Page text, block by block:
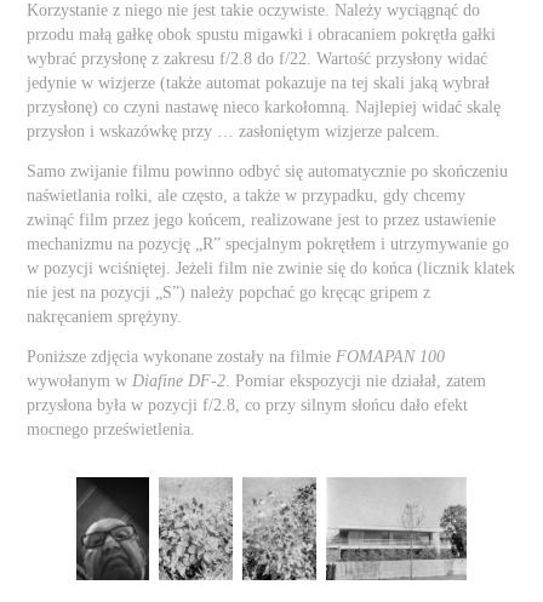
Korzystanie z niego nie jest takie oczywiste. Należy wyciągnąć do
przodu małą gałkę obok spustu migawki i obracaniem pokrętła gałki
wybrać przysłonę z zakresu f/2.8 do f/22. Wartość przysłony widać
jedynie w wizjerze (także automat pokazuje na tej skali jaką wybrał
przysłonę) co czyni nastawę nieco karkołomną. Najlepiej widać skalę
przysłon i wskazówkę przy … zasłoniętym wizjerze palcem.
Samo zwijanie filmu powinno odbyć się automatycznie po skończeniu
naświetlania rolki, ale często, a także w przypadku, gdy chcemy
zwinąć film przez jego końcem, realizowane jest to przez ustawienie
mechanizmu na pozycję „R” specjalnym pokrętłem i utrzymywanie go
w pozycji wciśniętej. Jeżeli film nie zwinie się do końca (licznik klatek
nie jest na pozycji „S”) należy popchać go kręcąc gripem z
nakręcaniem sprężyny.
Poniższe zdjęcia wykonane zostały na filmieFOMAPAN 100
wywołanym wDiafine DF-2. Pomiar ekspozycji nie działał, zatem
przysłona była w pozycji f/2.8, co przy silnym słońcu dało efekt
mocnego prześwietlenia.